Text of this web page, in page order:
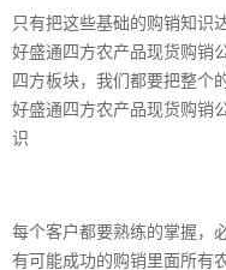
只有把这些基础的购销知识
好盛通四方农产品现货购销
四方板块，我们都要把整个
好盛通四方农产品现货购销
识
每个客户都要熟练的掌握，
有可能成功的购销里面所有